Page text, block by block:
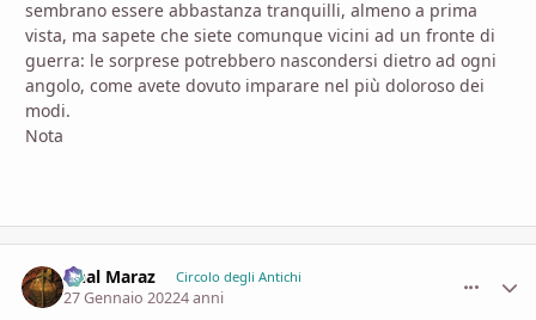
sembrano essere abbastanza tranquilli, almeno a prima
vista, ma sapete che siete comunque vicini ad un fronte di
guerra: le sorprese potrebbero nascondersi dietro ad ogni
angolo, come avete dovuto imparare nel più doloroso dei
modi.
Nota
Ghal Maraz Circolo degli Antichi
27 Gennaio 20224 anni